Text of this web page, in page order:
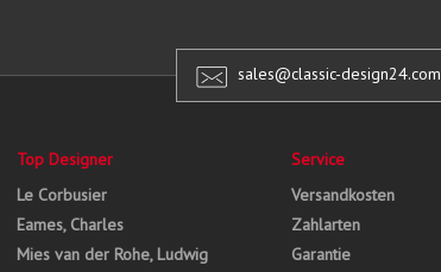
sales@classic-design24.com
Top Designer
Le Corbusier
Eames, Charles
Mies van der Rohe, Ludwig
Service
Versandkosten
Zahlarten
Garantie